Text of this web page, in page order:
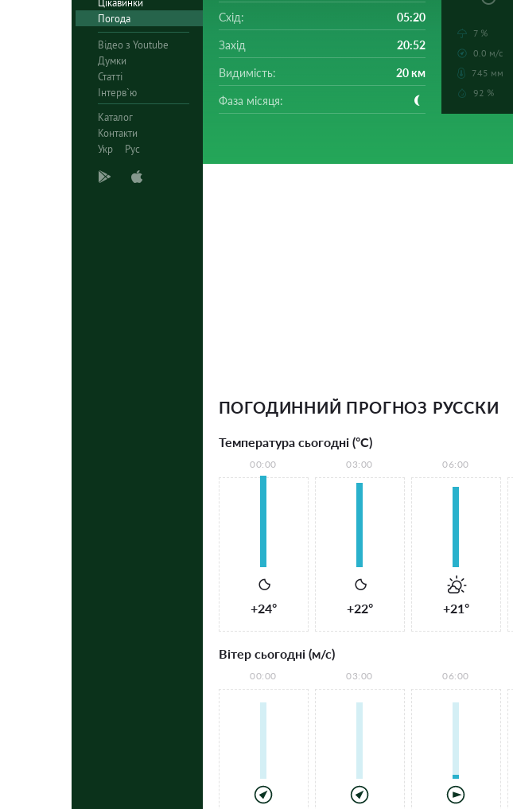
Погода
Відео з Youtube
Думки
Статті
Інтерв`ю
Каталог
Контакти
Укр
Рус
Схід: 05:20
Захід 20:52
Видимість: 20 км
Фаза місяця:
7 %
0.0 м/с
745 мм
92 %
ПОГОДИННИЙ ПРОГНОЗ РУССКИ
Температура сьогодні (°С)
00:00
+24°
03:00
+22°
06:00
+21°
Вітер сьогодні (м/с)
00:00 03:00 06:00